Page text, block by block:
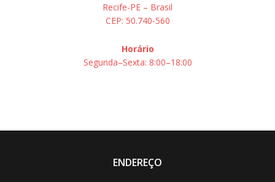
Recife-PE – Brasil
CEP: 50.740-560
Horário
Segunda–Sexta: 8:00–18:00
ENDEREÇO